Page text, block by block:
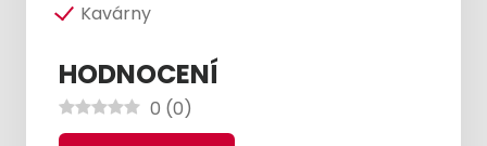
Kavárny
HODNOCENÍ
0 (0)